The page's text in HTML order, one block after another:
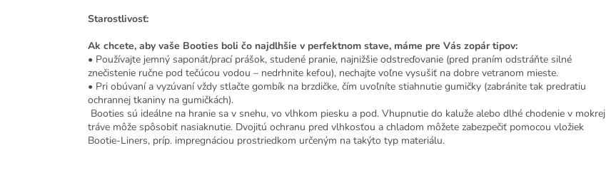
Starostlivosť:
Ak chcete, aby vaše Booties boli čo najdlhšie v perfektnom stave, máme pre Vás zopár tipov:
• Používajte jemný saponát/prací prášok, studené pranie, najnižšie odstreďovanie (pred praním odstráňte silné
znečistenie ručne pod tečúcou vodou – nedrhnite kefou), nechajte voľne vysušiť na dobre vetranom mieste.
• Pri obúvaní a vyzúvaní vždy stlačte gombík na brzdičke, čím uvoľníte stiahnutie gumičky (zabránite tak predratiu
ochrannej tkaniny na gumičkách).
Booties sú ideálne na hranie sa v snehu, vo vlhkom piesku a pod. Vhupnutie do kaluže alebo dlhé chodenie v mokrej
tráve môže spôsobiť nasiaknutie. Dvojitú ochranu pred vlhkosťou a chladom môžete zabezpečiť pomocou vložiek
Bootie-Liners, príp. impregnáciou prostriedkom určeným na takýto typ materiálu.